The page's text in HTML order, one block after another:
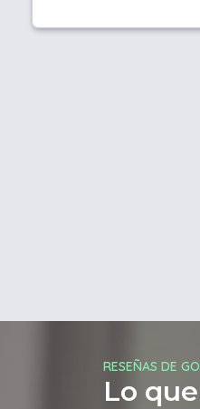
RESEÑAS DE
Lo